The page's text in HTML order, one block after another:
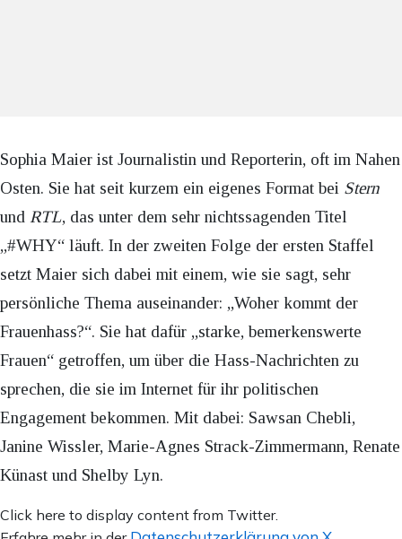
Sophia Maier ist Journalistin und Reporterin, oft im Nahen
Osten. Sie hat seit kurzem ein eigenes Format bei Stern
und RTL, das unter dem sehr nichtssagenden Titel
„#WHY“ läuft. In der zweiten Folge der ersten Staffel
setzt Maier sich dabei mit einem, wie sie sagt, sehr
persönliche Thema auseinander: „Woher kommt der
Frauenhass?“. Sie hat dafür „starke, bemerkenswerte
Frauen“ getroffen, um über die Hass-Nachrichten zu
sprechen, die sie im Internet für ihr politischen
Engagement bekommen. Mit dabei: Sawsan Chebli,
Janine Wissler, Marie-Agnes Strack-Zimmermann, Renate
Künast und Shelby Lyn.
Inhalt
Click here to display content from Twitter.